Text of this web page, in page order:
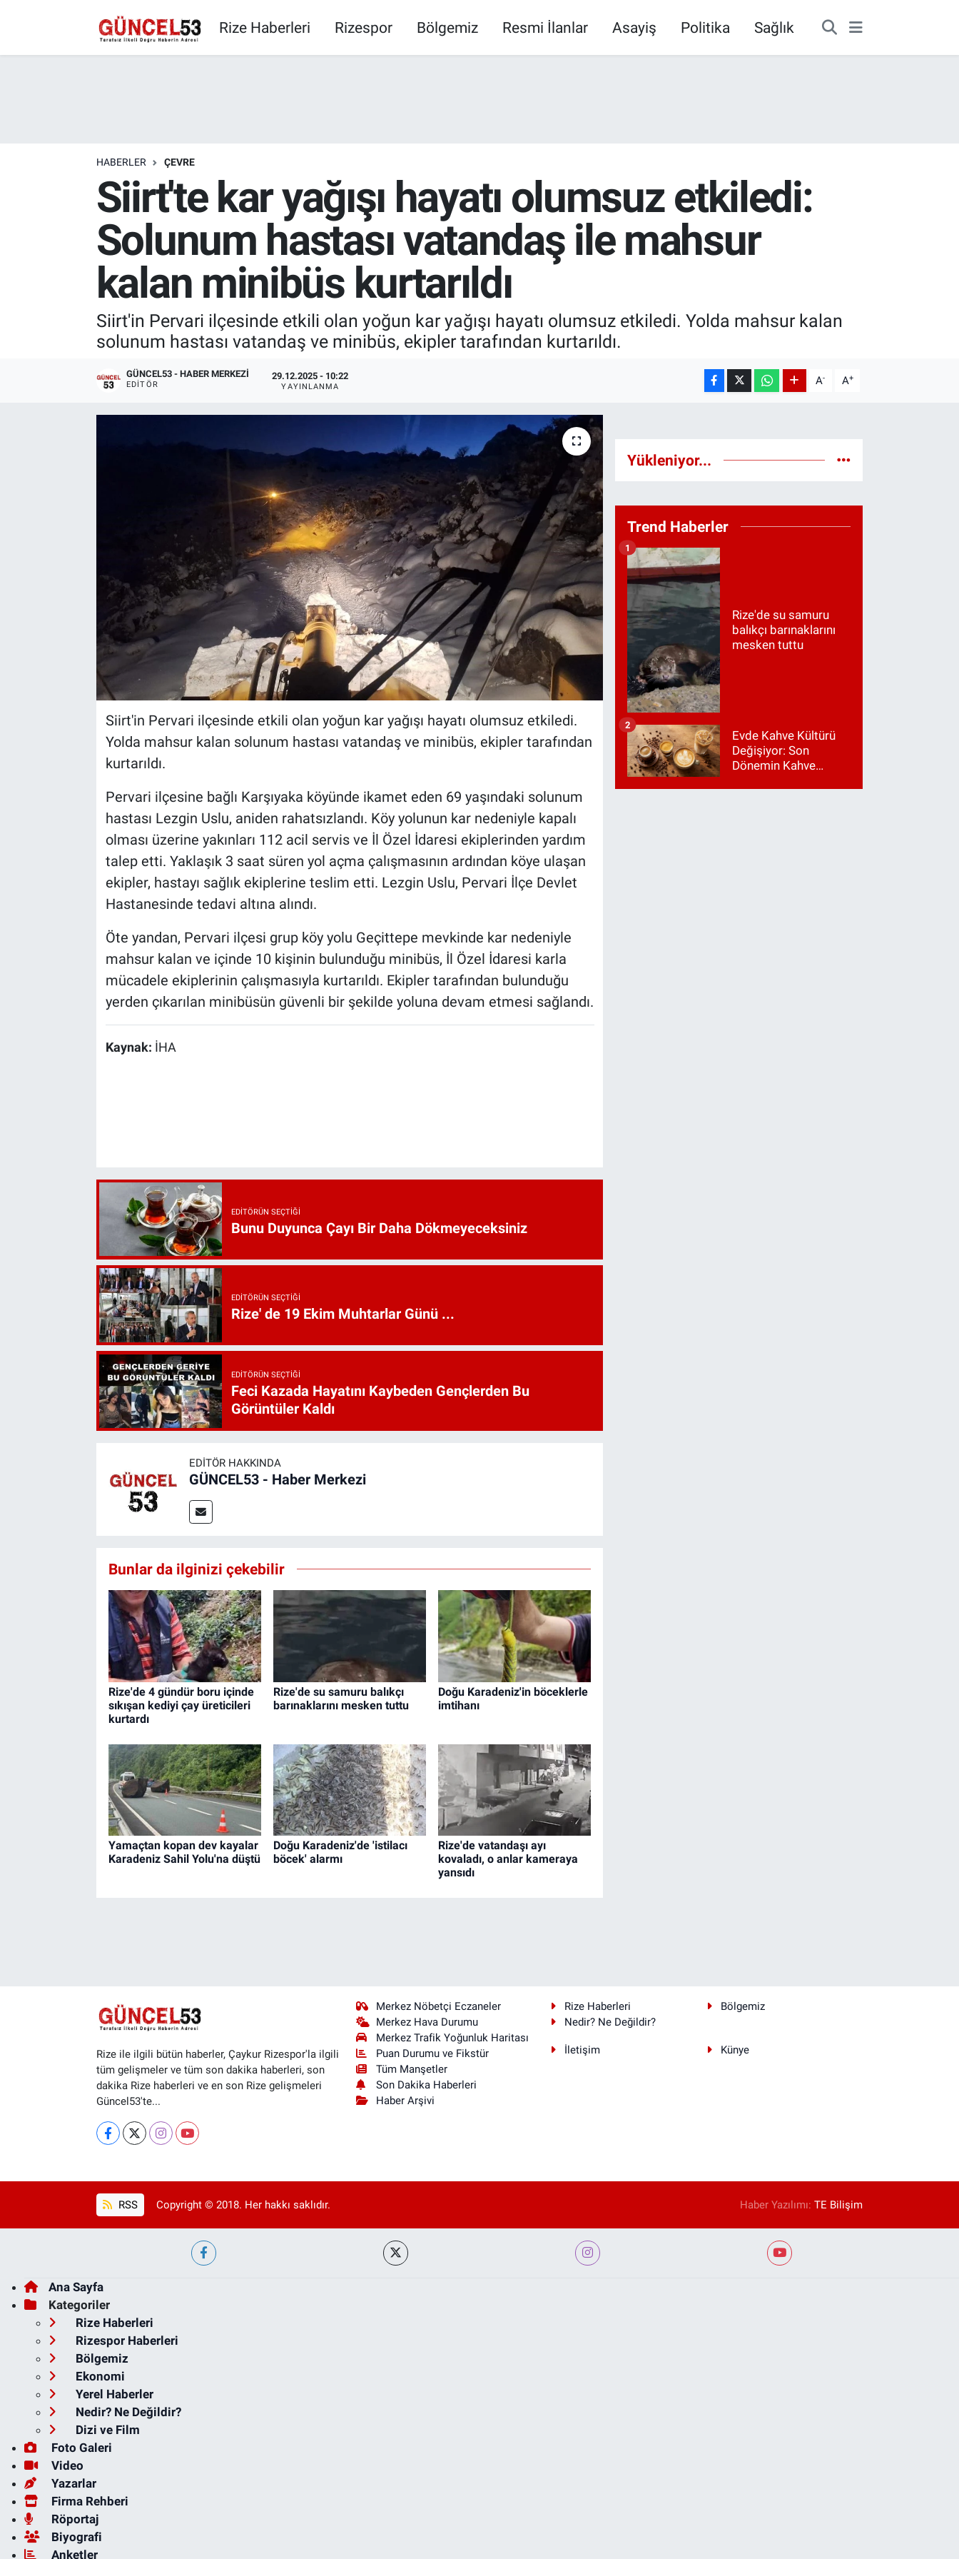
Rize Haberleri Rizespor Bölgemiz Resmi İlanlar Asayiş Politika Sağlık
HABERLER ÇEVRE
Siirt'te kar yağışı hayatı olumsuz etkiledi:
Solunum hastası vatandaş ile mahsur
kalan minibüs kurtarıldı
Siirt'in Pervari ilçesinde etkili olan yoğun kar yağışı hayatı olumsuz etkiledi. Yolda mahsur kalan
solunum hastası vatandaş ve minibüs, ekipler tarafından kurtarıldı.
GÜNCEL53 - HABER MERKEZI
EDITÖR
29.12.2025 - 10:22
YAYINLANMA A- A+
Siirt'in Pervari ilçesinde etkili olan yoğun kar yağışı hayatı olumsuz etkiledi.
Yolda mahsur kalan solunum hastası vatandaş ve minibüs, ekipler tarafından
kurtarıldı.
Pervari ilçesine bağlı Karşıyaka köyünde ikamet eden 69 yaşındaki solunum
hastası Lezgin Uslu, aniden rahatsızlandı. Köy yolunun kar nedeniyle kapalı
olması üzerine yakınları 112 acil servis ve İl Özel İdaresi ekiplerinden yardım
talep etti. Yaklaşık 3 saat süren yol açma çalışmasının ardından köye ulaşan
ekipler, hastayı sağlık ekiplerine teslim etti. Lezgin Uslu, Pervari İlçe Devlet
Hastanesinde tedavi altına alındı.
Öte yandan, Pervari ilçesi grup köy yolu Geçittepe mevkinde kar nedeniyle
mahsur kalan ve içinde 10 kişinin bulunduğu minibüs, İl Özel İdaresi karla
mücadele ekiplerinin çalışmasıyla kurtarıldı. Ekipler tarafından bulunduğu
yerden çıkarılan minibüsün güvenli bir şekilde yoluna devam etmesi sağlandı.
Kaynak: İHA
EDITÖRÜN SEÇTIĞI
Bunu Duyunca Çayı Bir Daha Dökmeyeceksiniz
EDITÖRÜN SEÇTIĞI
Rize' de 19 Ekim Muhtarlar Günü ...
EDITÖRÜN SEÇTIĞI
Feci Kazada Hayatını Kaybeden Gençlerden Bu
Görüntüler Kaldı
EDITÖR HAKKINDA
GÜNCEL53 - Haber Merkezi
Bunlar da ilginizi çekebilir
Rize'de 4 gündür boru içinde
sıkışan kediyi çay üreticileri
kurtardı
Rize'de su samuru balıkçı
barınaklarını mesken tuttu
Doğu Karadeniz'in böceklerle
imtihanı
Yamaçtan kopan dev kayalar
Karadeniz Sahil Yolu'na düştü
Doğu Karadeniz'de 'istilacı
böcek' alarmı
Rize'de vatandaşı ayı
kovaladı, o anlar kameraya
yansıdı
Yükleniyor...
Trend Haberler
Rize'de su samuru
balıkçı barınaklarını
mesken tuttu
1
Evde Kahve Kültürü
Değişiyor: Son
Dönemin Kahve
2
Rize ile ilgili bütün haberler, Çaykur Rizespor'la ilgili
tüm gelişmeler ve tüm son dakika haberleri, son
dakika Rize haberleri ve en son Rize gelişmeleri
Güncel53'te...
Merkez Nöbetçi Eczaneler
Merkez Hava Durumu
Merkez Trafik Yoğunluk Haritası
Puan Durumu ve Fikstür
Tüm Manşetler
Son Dakika Haberleri
Haber Arşivi
Rize Haberleri
Bölgemiz
Nedir? Ne Değildir?
İletişim Künye
RSS Copyright © 2018. Her hakkı saklıdır. Haber Yazılımı:TE Bilişim
Ana Sayfa
Kategoriler
Rize Haberleri
Rizespor Haberleri
Bölgemiz
Ekonomi
Yerel Haberler
Nedir? Ne Değildir?
Dizi ve Film
Foto Galeri
Video
Yazarlar
Firma Rehberi
Röportaj
Biyografi
Anketler